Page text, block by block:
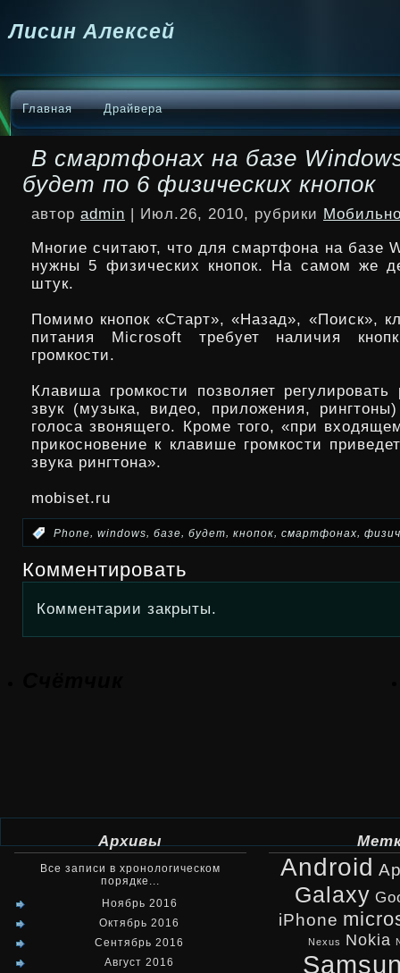
Лисин Алексей
Главная Драйвера
В смартфонах на базе
будет по 6 физических кнопок
автор admin | Июл.26, 2010, рубрики
Многие считают, что для смартфона на базе
нужны 5 физических кнопок. На самом же
штук.
Помимо кнопок «Старт», «Назад», «Поиск»,
питания Microsoft требует наличия
громкости.
Клавиша громкости позволяет
звук (музыка, видео, приложения,
голоса звонящего. Кроме того, «при
прикосновение к клавише громкости
звука рингтона».
mobiset.ru
Phone, windows, базе, будет, кнопок, смартфонах,
Комментировать
Комментарии закрыты.
Архивы
Все записи в хронологическом
порядке...
Ноябрь 2016
Октябрь 2016
Сентябрь 2016
Август 2016
Android
Galaxy
iPhone
Nexus Nokia